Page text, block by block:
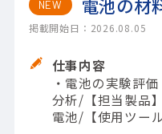
NEW 電池の材
掲載開始日：2026.08.05
仕事内容
・電池の実験評
分析/【担当製品
電池/【使用ツー